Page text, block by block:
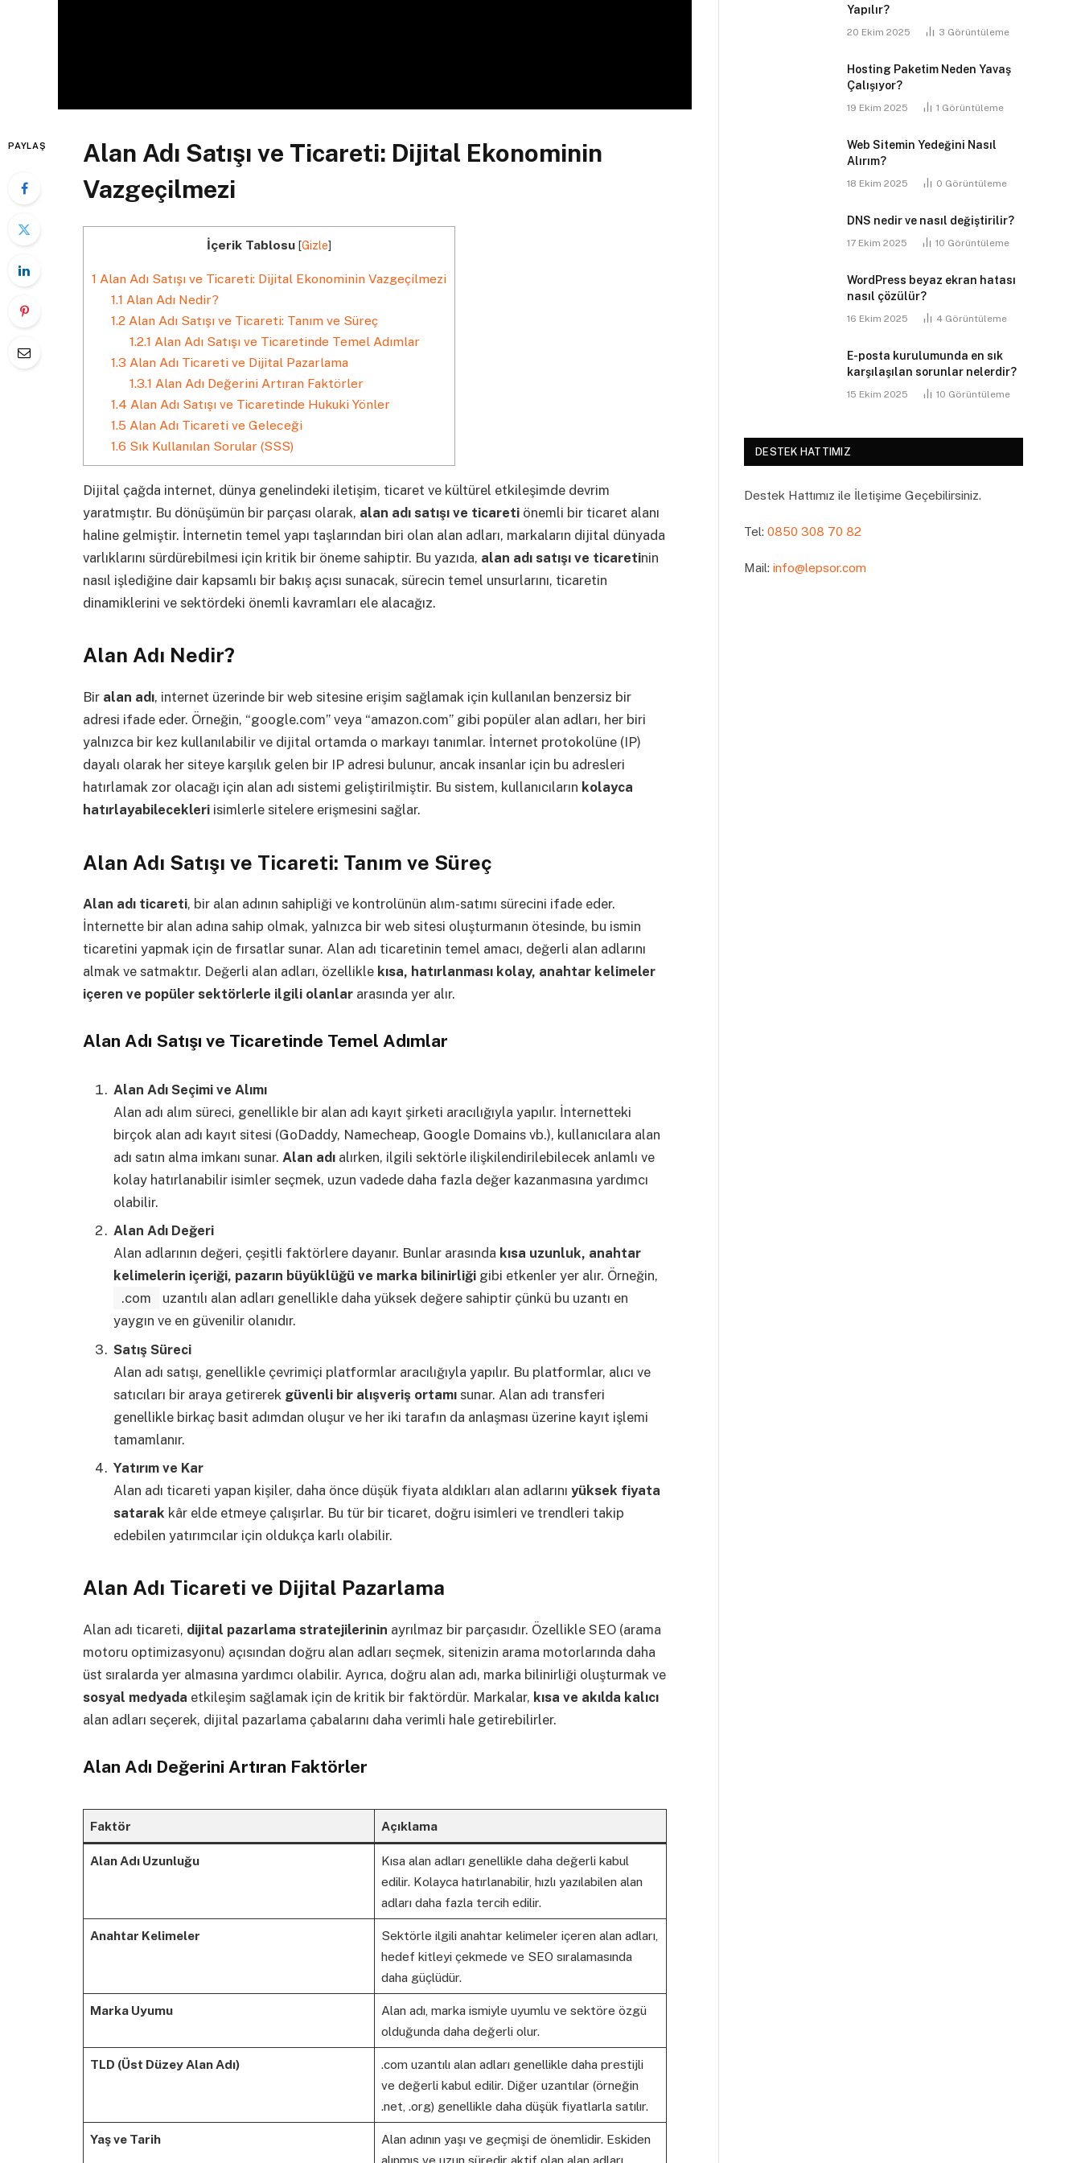
PAYLAŞ
Alan Adı Satışı ve Ticareti: Dijital Ekonominin
Vazgeçilmezi
İçerik Tablosu [Gizle]
1 Alan Adı Satışı ve Ticareti: Dijital Ekonominin Vazgeçilmezi
1.1 Alan Adı Nedir?
1.2 Alan Adı Satışı ve Ticareti: Tanım ve Süreç
1.2.1 Alan Adı Satışı ve Ticaretinde Temel Adımlar
1.3 Alan Adı Ticareti ve Dijital Pazarlama
1.3.1 Alan Adı Değerini Artıran Faktörler
1.4 Alan Adı Satışı ve Ticaretinde Hukuki Yönler
1.5 Alan Adı Ticareti ve Geleceği
1.6 Sık Kullanılan Sorular (SSS)
Dijital çağda internet, dünya genelindeki iletişim, ticaret ve kültürel etkileşimde devrim
yaratmıştır. Bu dönüşümün bir parçası olarak, alan adı satışı ve ticareti önemli bir ticaret alanı
haline gelmiştir. İnternetin temel yapı taşlarından biri olan alan adları, markaların dijital dünyada
varlıklarını sürdürebilmesi için kritik bir öneme sahiptir. Bu yazıda, alan adı satışı ve ticaretinin
nasıl işlediğine dair kapsamlı bir bakış açısı sunacak, sürecin temel unsurlarını, ticaretin
dinamiklerini ve sektördeki önemli kavramları ele alacağız.
Alan Adı Nedir?
Bir alan adı, internet üzerinde bir web sitesine erişim sağlamak için kullanılan benzersiz bir
adresi ifade eder. Örneğin, “google.com” veya “amazon.com” gibi popüler alan adları, her biri
yalnızca bir kez kullanılabilir ve dijital ortamda o markayı tanımlar. İnternet protokolüne (IP)
dayalı olarak her siteye karşılık gelen bir IP adresi bulunur, ancak insanlar için bu adresleri
hatırlamak zor olacağı için alan adı sistemi geliştirilmiştir. Bu sistem, kullanıcıların kolayca
hatırlayabilecekleri isimlerle sitelere erişmesini sağlar.
Alan Adı Satışı ve Ticareti: Tanım ve Süreç
Alan adı ticareti, bir alan adının sahipliği ve kontrolünün alım-satımı sürecini ifade eder.
İnternette bir alan adına sahip olmak, yalnızca bir web sitesi oluşturmanın ötesinde, bu ismin
ticaretini yapmak için de fırsatlar sunar. Alan adı ticaretinin temel amacı, değerli alan adlarını
almak ve satmaktır. Değerli alan adları, özellikle kısa, hatırlanması kolay, anahtar kelimeler
içeren ve popüler sektörlerle ilgili olanlar arasında yer alır.
Alan Adı Satışı ve Ticaretinde Temel Adımlar
Alan Adı Seçimi ve Alımı
Alan adı alım süreci, genellikle bir alan adı kayıt şirketi aracılığıyla yapılır. İnternetteki
birçok alan adı kayıt sitesi (GoDaddy, Namecheap, Google Domains vb.), kullanıcılara alan
adı satın alma imkanı sunar. Alan adı alırken, ilgili sektörle ilişkilendirilebilecek anlamlı ve
kolay hatırlanabilir isimler seçmek, uzun vadede daha fazla değer kazanmasına yardımcı
olabilir.
Alan Adı Değeri
Alan adlarının değeri, çeşitli faktörlere dayanır. Bunlar arasında kısa uzunluk, anahtar
kelimelerin içeriği, pazarın büyüklüğü ve marka bilinirliği gibi etkenler yer alır. Örneğin,
.com
uzantılı alan adları genellikle daha yüksek değere sahiptir çünkü bu uzantı en
yaygın ve en güvenilir olanıdır.
Satış Süreci
Alan adı satışı, genellikle çevrimiçi platformlar aracılığıyla yapılır. Bu platformlar, alıcı ve
satıcıları bir araya getirerek güvenli bir alışveriş ortamı sunar. Alan adı transferi
genellikle birkaç basit adımdan oluşur ve her iki tarafın da anlaşması üzerine kayıt işlemi
tamamlanır.
Yatırım ve Kar
Alan adı ticareti yapan kişiler, daha önce düşük fiyata aldıkları alan adlarını yüksek fiyata
satarak kâr elde etmeye çalışırlar. Bu tür bir ticaret, doğru isimleri ve trendleri takip
edebilen yatırımcılar için oldukça karlı olabilir.
Alan Adı Ticareti ve Dijital Pazarlama
Alan adı ticareti, dijital pazarlama stratejilerinin ayrılmaz bir parçasıdır. Özellikle SEO (arama
motoru optimizasyonu) açısından doğru alan adları seçmek, sitenizin arama motorlarında daha
üst sıralarda yer almasına yardımcı olabilir. Ayrıca, doğru alan adı, marka bilinirliği oluşturmak ve
sosyal medyada etkileşim sağlamak için de kritik bir faktördür. Markalar, kısa ve akılda kalıcı
alan adları seçerek, dijital pazarlama çabalarını daha verimli hale getirebilirler.
Alan Adı Değerini Artıran Faktörler
Faktör Açıklama
Alan Adı Uzunluğu
Kısa alan adları genellikle daha değerli kabul
edilir. Kolayca hatırlanabilir, hızlı yazılabilen alan
adları daha fazla tercih edilir.
Anahtar Kelimeler
Sektörle ilgili anahtar kelimeler içeren alan adları,
hedef kitleyi çekmede ve SEO sıralamasında
daha güçlüdür.
Marka Uyumu
Alan adı, marka ismiyle uyumlu ve sektöre özgü
olduğunda daha değerli olur.
TLD (Üst Düzey Alan Adı)
.com uzantılı alan adları genellikle daha prestijli
ve değerli kabul edilir. Diğer uzantılar (örneğin
.net, .org) genellikle daha düşük fiyatlarla satılır.
Yaş ve Tarih
Alan adının yaşı ve geçmişi de önemlidir. Eskiden
Yapılır?
20 Ekim 2025 3 Görüntüleme
Hosting Paketim Neden Yavaş
Çalışıyor?
19 Ekim 2025 1 Görüntüleme
Web Sitemin Yedeğini Nasıl
Alırım?
18 Ekim 2025 0 Görüntüleme
DNS nedir ve nasıl değiştirilir?
17 Ekim 2025 10 Görüntüleme
WordPress beyaz ekran hatası
nasıl çözülür?
16 Ekim 2025 4 Görüntüleme
E-posta kurulumunda en sık
karşılaşılan sorunlar nelerdir?
15 Ekim 2025 10 Görüntüleme
DESTEK HATTIMIZ
Destek Hattımız ile İletişime Geçebilirsiniz.
Tel: 0850 308 70 82
Mail: info@lepsor.com